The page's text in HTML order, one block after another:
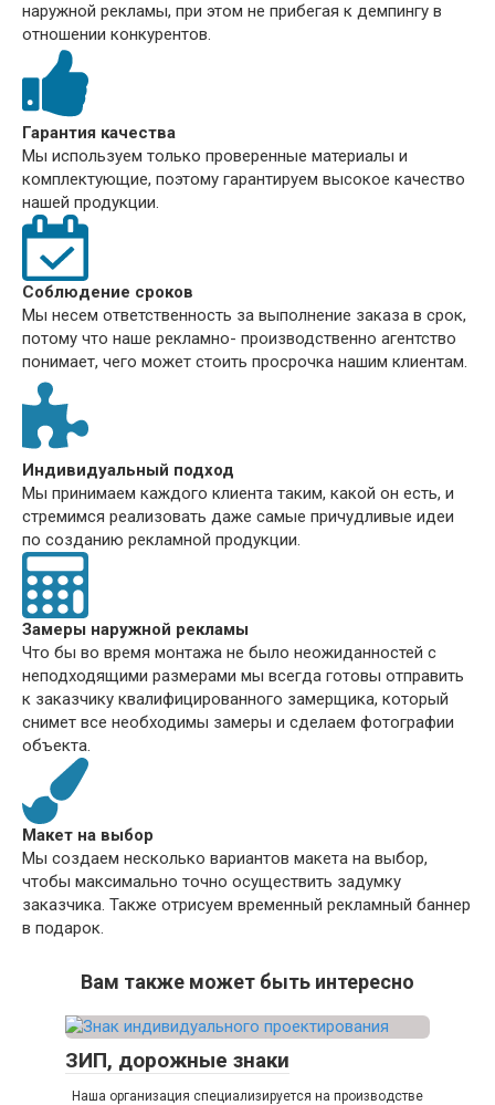
наружной рекламы, при этом не прибегая к демпингу в
отношении конкурентов.
Гарантия качества
Мы используем только проверенные материалы и
комплектующие, поэтому гарантируем высокое качество
нашей продукции.
Соблюдение сроков
Мы несем ответственность за выполнение заказа в срок,
потому что наше рекламно- производственно агентство
понимает, чего может стоить просрочка нашим клиентам.
Индивидуальный подход
Мы принимаем каждого клиента таким, какой он есть, и
стремимся реализовать даже самые причудливые идеи
по созданию рекламной продукции.
Замеры наружной рекламы
Что бы во время монтажа не было неожиданностей с
неподходящими размерами мы всегда готовы отправить
к заказчику квалифицированного замерщика, который
снимет все необходимы замеры и сделаем фотографии
объекта.
Макет на выбор
Мы создаем несколько вариантов макета на выбор,
чтобы максимально точно осуществить задумку
заказчика. Также отрисуем временный рекламный баннер
в подарок.
Вам также может быть интересно
ЗИП, дорожные знаки
Наша организация специализируется на производстве